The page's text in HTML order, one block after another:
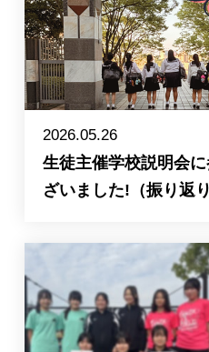
2026.05.26
生徒主催学校説明会
ざいました!（振り返